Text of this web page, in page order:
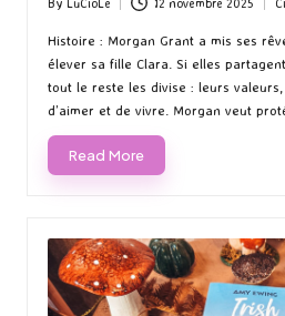
Posted
by
in
Histoire : Morgan Grant a mis ses
élever sa fille Clara. Si elles
tout le reste les divise : leurs
d’aimer et de vivre. Morgan veut
Read More